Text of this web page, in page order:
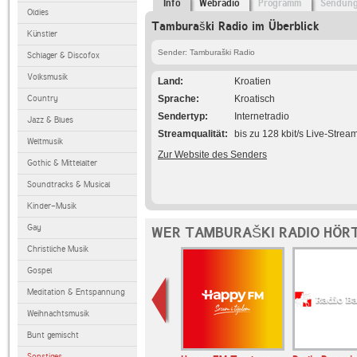
Oldies
Künstler
Schlager & Discofox
Volksmusik
Country
Jazz & Blues
Weltmusik
Gothic & Mittelalter
Soundtracks & Musical
Kinder-Musik
Gay
Christliche Musik
Gospel
Meditation & Entspannung
Weihnachtsmusik
Bunt gemischt
Info Webradio Programm
Tamburaški Radio im Überblick
Sender: Tamburaški Radio
Land
Kroatien
Sprache
Kroatisch
Sendertyp
Internetradio
Streamqualität
bis zu 128 kbit/s Live-
Zur Website des Senders
WER TAMBURAŠKI RADIO